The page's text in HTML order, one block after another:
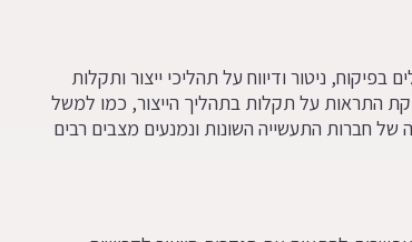
בפיקוח, ניטור ודיווח על תהליכי ייצור ותקלות
התראות על תקלות בתהליך הייצור, כמו למשל
חברות התעשייה השונות ונמנעים מצבים רבים